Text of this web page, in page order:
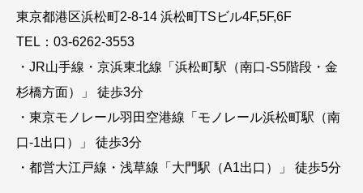
東京都港区浜松町2-8-14 浜松町TSビル4F,5F,6F
TEL：03-6262-3553
・JR山手線・京浜東北線「浜松町駅（南口-S5階段・金
杉橋方面）」 徒歩3分
・東京モノレール羽田空港線「モノレール浜松町駅（南
口-1出口）」 徒歩3分
・都営大江戸線・浅草線「大門駅（A1出口）」 徒歩5分